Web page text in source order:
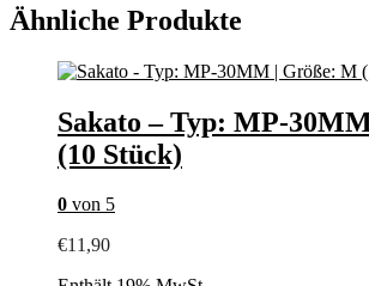
Ähnliche Produkte
Sakato – Typ: MP-
(10 Stück)
0 von 5
€11,90